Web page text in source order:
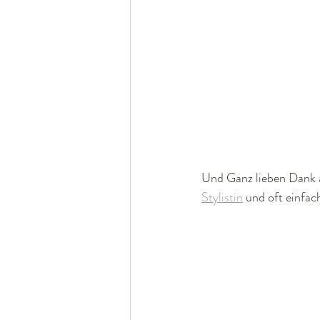
Und Ganz lieben
Stylistin und oft